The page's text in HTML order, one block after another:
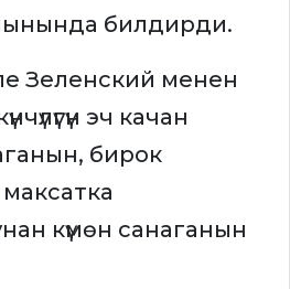
билдирди.
Зеленский менен
эч качан
бирок
күмөн санаганын